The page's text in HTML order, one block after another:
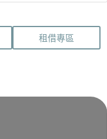
租借專區